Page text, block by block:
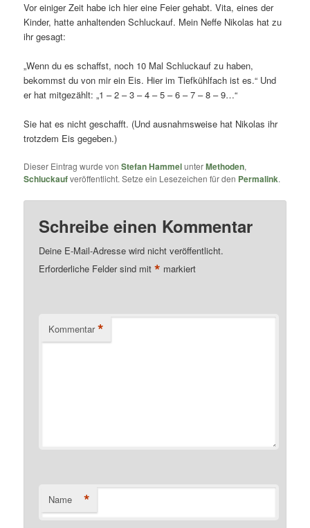
Vor einiger Zeit habe ich hier eine Feier gehabt. Vita, eines der
Kinder, hatte anhaltenden Schluckauf. Mein Neffe Nikolas hat zu
ihr gesagt:
„Wenn du es schaffst, noch 10 Mal Schluckauf zu haben,
bekommst du von mir ein Eis. Hier im Tiefkühlfach ist es.“ Und
er hat mitgezählt: „1 – 2 – 3 – 4 – 5 – 6 – 7 – 8 – 9…“
Sie hat es nicht geschafft. (Und ausnahmsweise hat Nikolas ihr
trotzdem Eis gegeben.)
Dieser Eintrag wurde vonStefan HammelunterMethoden,
Schluckaufveröffentlicht. Setze ein Lesezeichen für den Permalink.
Schreibe einen Kommentar
Deine E-Mail-Adresse wird nicht veröffentlicht.
Erforderliche Felder sind mit* markiert
Kommentar *
Name *